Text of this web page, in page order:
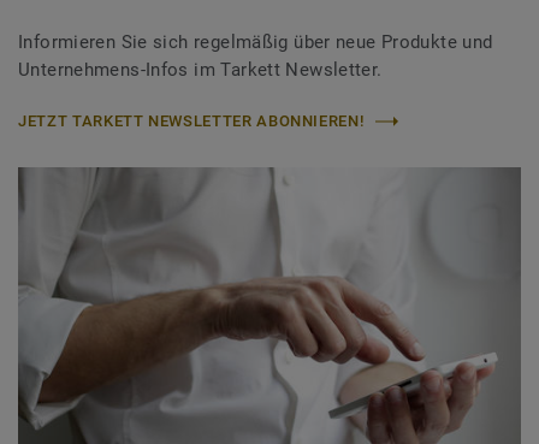
Informieren Sie sich regelmäßig über neue Produkte und
Unternehmens-Infos im Tarkett Newsletter.
JETZT TARKETT NEWSLETTER ABONNIEREN!